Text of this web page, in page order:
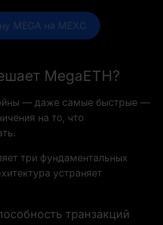
MEGA на MEXC
MegaETH?
— даже самые быстрые —
на то, что
три фундаментальных
устраняет
транзакций